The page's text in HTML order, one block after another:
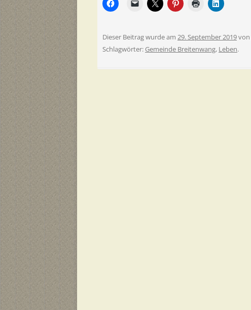
Dieser Beitrag wurde am 29. September 2019von
Schlagwörter: Gemeinde Breitenwang, Leben.